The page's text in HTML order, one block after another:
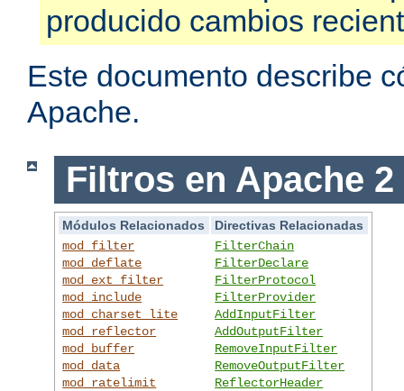
producido cambios
Este documento describe
Apache.
Filtros en Apache 2
Módulos Relacionados
Directivas Relacionadas
mod_filter
mod_deflate
mod_ext_filter
mod_include
mod_charset_lite
mod_reflector
mod_buffer
mod_data
mod_ratelimit
FilterChain
FilterDeclare
FilterProtocol
FilterProvider
AddInputFilter
AddOutputFilter
RemoveInputFilter
RemoveOutputFilter
ReflectorHeader